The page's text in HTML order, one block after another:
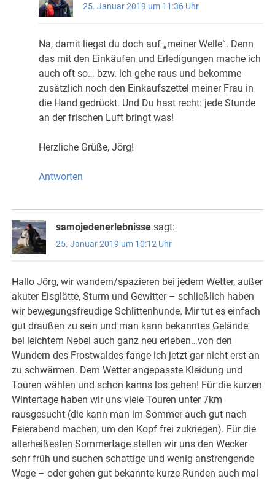
25. Januar 2019 um 11:36 Uhr
Na, damit liegst du doch auf „meiner Welle“. Denn
das mit den Einkäufen und Erledigungen mache ich
auch oft so… bzw. ich gehe raus und bekomme
zusätzlich noch den Einkaufszettel meiner Frau in
die Hand gedrückt. Und Du hast recht: jede Stunde
an der frischen Luft bringt was!
Herzliche Grüße, Jörg!
Antworten
samojedenerlebnisse sagt:
25. Januar 2019 um 10:12 Uhr
Hallo Jörg, wir wandern/spazieren bei jedem Wetter, außer
akuter Eisglätte, Sturm und Gewitter – schließlich haben
wir bewegungsfreudige Schlittenhunde. Mir tut es einfach
gut draußen zu sein und man kann bekanntes Gelände
bei leichtem Nebel auch ganz neu erleben…von den
Wundern des Frostwaldes fange ich jetzt gar nicht erst an
zu schwärmen. Dem Wetter angepasste Kleidung und
Touren wählen und schon kanns los gehen! Für die kurzen
Wintertage haben wir uns viele Touren unter 7km
rausgesucht (die kann man im Sommer auch gut nach
Feierabend machen, um den Kopf frei zukriegen). Für die
allerheißesten Sommertage stellen wir uns den Wecker
sehr früh und suchen schattige und wenig anstrengende
Wege – oder gehen gut bekannte kurze Runden auch mal